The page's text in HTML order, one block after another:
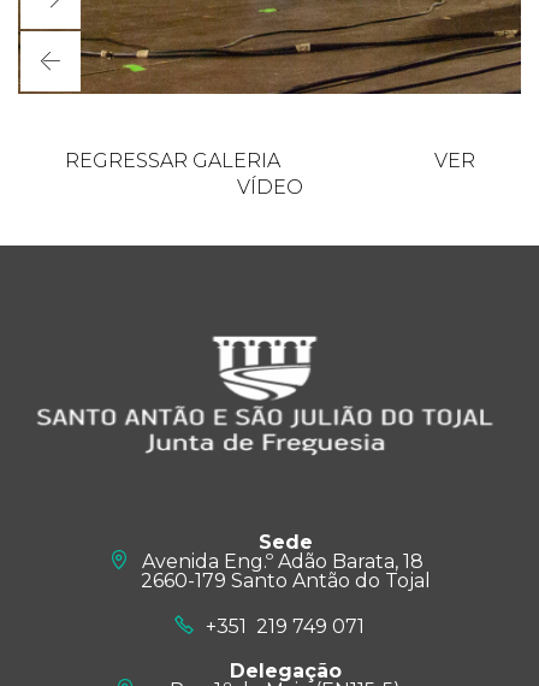
Previous
Next
REGRESSAR GALERIA VER
VÍDEO
Sede
Avenida Eng.º Adão Barata, 18
2660-179 Santo Antão do Tojal
+351 219 749 071
Delegação